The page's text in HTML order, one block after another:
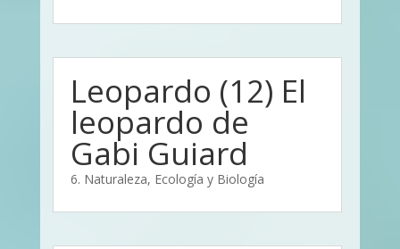
Leopardo (12) El
leopardo de
Gabi Guiard
6. Naturaleza, Ecología y Biología